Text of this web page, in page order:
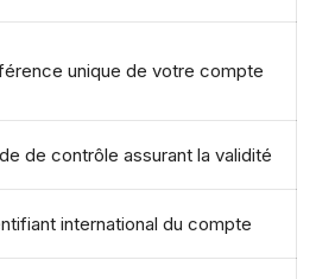
unique de votre compte
de contrôle assurant la validité
international du compte